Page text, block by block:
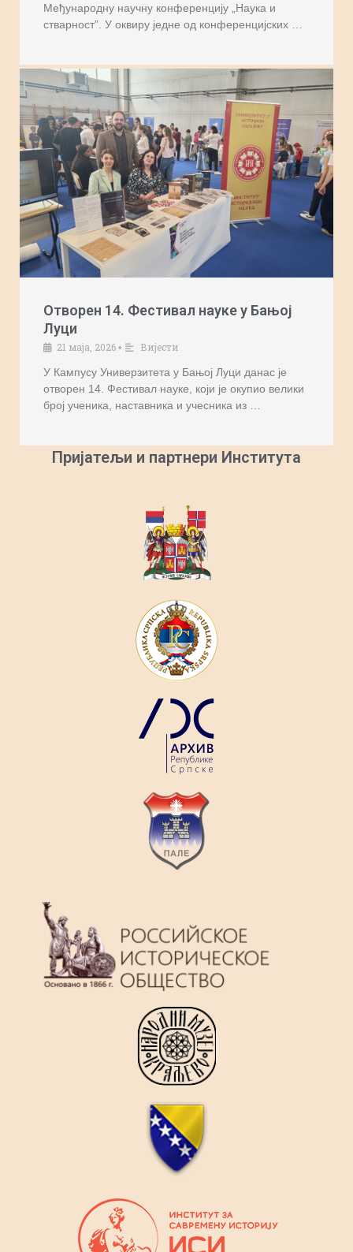
Међународну научну конференцију „Наука и
стварност”. У оквиру једне од конференцијских …
Отворен 14. Фестивал науке у Бањој
Луци
21 маја, 2026 •
Вијести
У Кампусу Универзитета у Бањој Луци данас је
отворен 14. Фестивал науке, који је окупио велики
број ученика, наставника и учесника из …
Пријатељи и партнери Института